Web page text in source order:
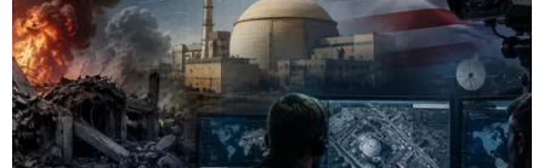
(Nguồn: EPA/TTXVN)
Theo phóng viên TTXVN tại Berlin, tối 20/12,
Thủ tướng Đức Angela Merkel đã điện đàm với
Tổng thống Mỹ Barack Obama để thảo luận về